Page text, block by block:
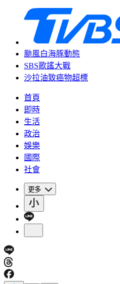
颱風白海豚動態
SBS歌謠大戰
沙拉油致癌物超標
首頁
即時
生活
政治
娛樂
國際
社會
更多